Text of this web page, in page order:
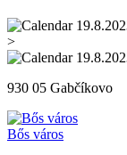
>
930 05 Gabčíkovo
Bős város